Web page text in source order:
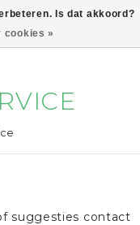
0
suggesties contact
Is dat akkoord?
cookies »